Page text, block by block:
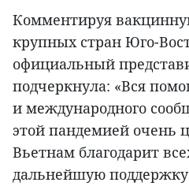
Комментируя
крупных стран Юго-
официальный
подчеркнула: «Вся
и международного
этой пандемией очень
Вьетнам благодарит
дальнейшую